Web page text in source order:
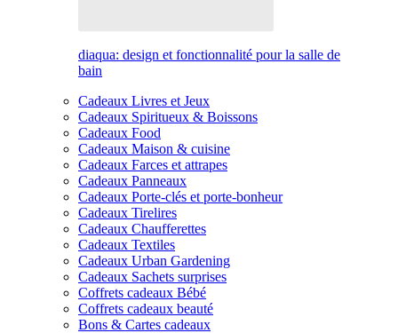
diaqua: design et fonctionnalité pour la salle de
bain
Cadeaux Livres et Jeux
Cadeaux Spiritueux & Boissons
Cadeaux Food
Cadeaux Maison & cuisine
Cadeaux Farces et attrapes
Cadeaux Panneaux
Cadeaux Porte-clés et porte-bonheur
Cadeaux Tirelires
Cadeaux Chaufferettes
Cadeaux Textiles
Cadeaux Urban Gardening
Cadeaux Sachets surprises
Coffrets cadeaux Bébé
Coffrets cadeaux beauté
Bons & Cartes cadeaux